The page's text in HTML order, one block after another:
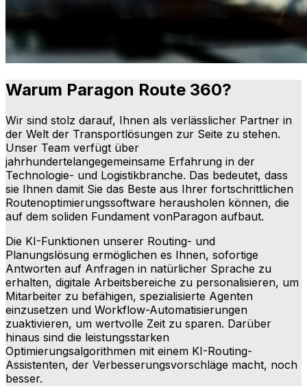
Warum Paragon Route 360?
Wir sind stolz darauf, Ihnen als verlässlicher Partner in
der Welt der Transportlösungen zur Seite zu stehen.
Unser Team verfügt über
jahrhundertelangegemeinsame Erfahrung in der
Technologie- und Logistikbranche. Das bedeutet, dass
sie Ihnen damit Sie das Beste aus Ihrer fortschrittlichen
Routenoptimierungssoftware herausholen können, die
auf dem soliden Fundament vonParagon aufbaut.
Die KI-Funktionen unserer Routing- und
Planungslösung ermöglichen es Ihnen, sofortige
Antworten auf Anfragen in natürlicher Sprache zu
erhalten, digitale Arbeitsbereiche zu personalisieren, um
Mitarbeiter zu befähigen, spezialisierte Agenten
einzusetzen und Workflow-Automatisierungen
zuaktivieren, um wertvolle Zeit zu sparen. Darüber
hinaus sind die leistungsstarken
Optimierungsalgorithmen mit einem KI-Routing-
Assistenten, der Verbesserungsvorschläge macht, noch
besser.